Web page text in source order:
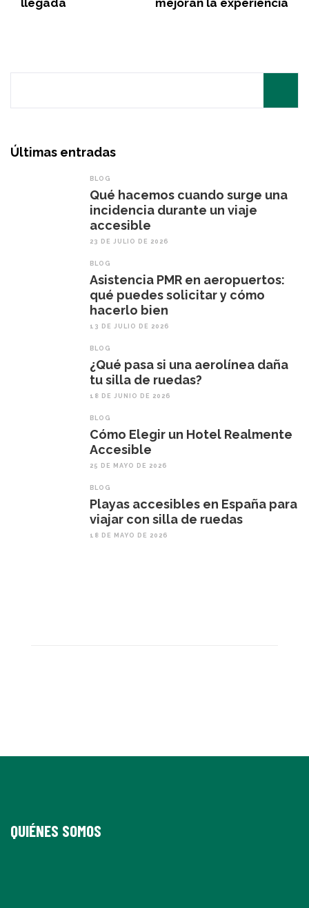
llegada mejoran la experiencia
Últimas entradas
BLOG
Qué hacemos cuando surge una
incidencia durante un viaje
accesible
23 DE JULIO DE 2026
BLOG
Asistencia PMR en aeropuertos:
qué puedes solicitar y cómo
hacerlo bien
13 DE JULIO DE 2026
BLOG
¿Qué pasa si una aerolínea daña
tu silla de ruedas?
18 DE JUNIO DE 2026
BLOG
Cómo Elegir un Hotel Realmente
Accesible
25 DE MAYO DE 2026
BLOG
Playas accesibles en España para
viajar con silla de ruedas
18 DE MAYO DE 2026
QUIÉNES SOMOS